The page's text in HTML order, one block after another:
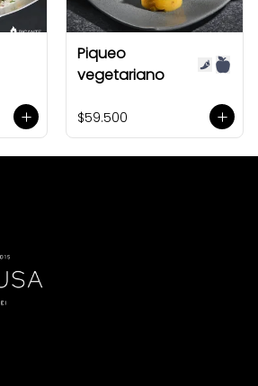
Piqueo
vegetariano
$59.500